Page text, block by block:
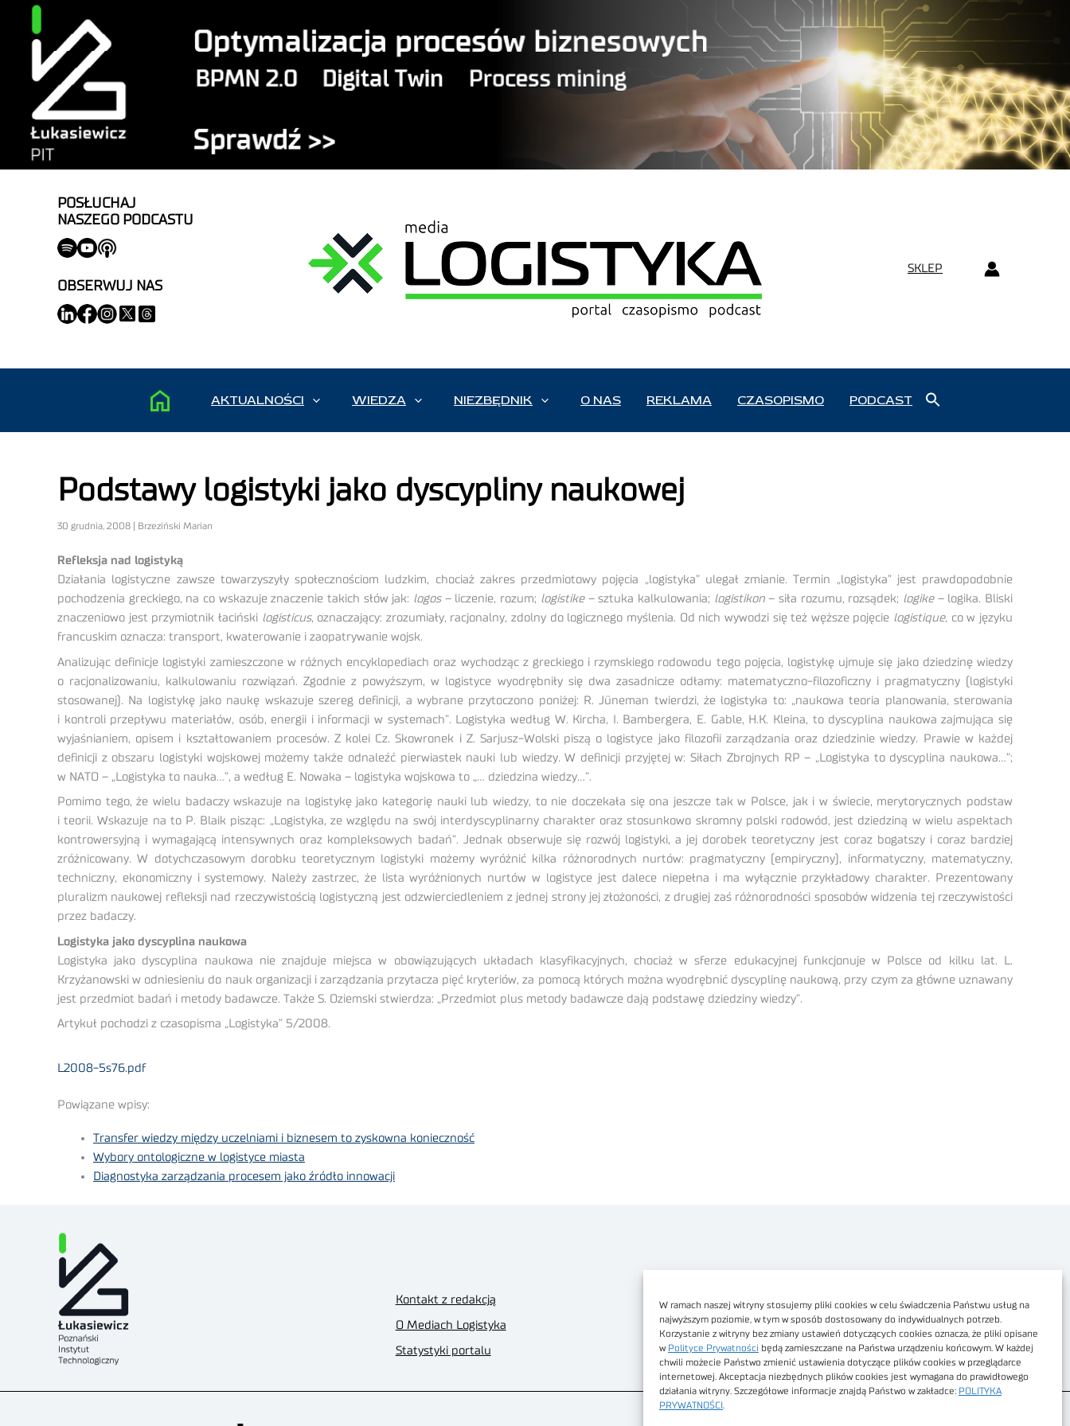
W ramach naszej witryny stosujemy pliki cookies w celu świadczenia Państwu usług na
najwyższym poziomie, w tym w sposób dostosowany do indywidualnych potrzeb.
Korzystanie z witryny bez zmiany ustawień dotyczących cookies oznacza, że pliki opisane
w Polityce Prywatności będą zamieszczane na Państwa urządzeniu końcowym. W każdej
chwili możecie Państwo zmienić ustawienia dotyczące plików cookies w przeglądarce
internetowej. Akceptacja niezbędnych plików cookies jest wymagana do prawidłowego
działania witryny. Szczegółowe informacje znajdą Państwo w zakładce: POLITYKA
PRYWATNOŚCI
POSŁUCHAJ
NASZEGO PODCASTU
OBSERWUJ NAS
SKLEP
AKTUALNOŚCI WIEDZA NIEZBĘDNIK O NAS REKLAMA CZASOPISMO PODCAST
Podstawy logistyki jako dyscypliny naukowej
30 grudnia, 2008 | Brzeziński Marian
Refleksja nad logistyką
Działania logistyczne zawsze towarzyszyły społecznościom ludzkim, chociaż zakres przedmiotowy pojęcia „logistyka” ulegał zmianie. Termin „logistyka” jest prawdopodobnie
pochodzenia greckiego, na co wskazuje znaczenie takich słów jak: logos– liczenie, rozum; logistike– sztuka kalkulowania; logistikon– siła rozumu, rozsądek; logike– logika. Bliski
znaczeniowo jest przymiotnik łaciński logisticus, oznaczający: zrozumiały, racjonalny, zdolny do logicznego myślenia. Od nich wywodzi się też węższe pojęcie logistique, co w języku
francuskim oznacza: transport, kwaterowanie i zaopatrywanie wojsk.
Analizując definicje logistyki zamieszczone w różnych encyklopediach oraz wychodząc z greckiego i rzymskiego rodowodu tego pojęcia, logistykę ujmuje się jako dziedzinę wiedzy
o racjonalizowaniu, kalkulowaniu rozwiązań. Zgodnie z powyższym, w logistyce wyodrębniły się dwa zasadnicze odłamy: matematyczno-filozoficzny i pragmatyczny (logistyki
stosowanej). Na logistykę jako naukę wskazuje szereg definicji, a wybrane przytoczono poniżej: R. Jüneman twierdzi, że logistyka to: „naukowa teoria planowania, sterowania
i kontroli przepływu materiałów, osób, energii i informacji w systemach”. Logistyka według W. Kircha, I. Bambergera, E. Gable, H.K. Kleina, to dyscyplina naukowa zajmująca się
wyjaśnianiem, opisem i kształtowaniem procesów. Z kolei Cz. Skowronek i Z. Sarjusz-Wolski piszą o logistyce jako filozofii zarządzania oraz dziedzinie wiedzy. Prawie w każdej
definicji z obszaru logistyki wojskowej możemy także odnaleźć pierwiastek nauki lub wiedzy. W definicji przyjętej w: Siłach Zbrojnych RP – „Logistyka to dyscyplina naukowa…”;
w NATO – „Logistyka to nauka…”, a według E. Nowaka – logistyka wojskowa to „… dziedzina wiedzy…”.
Pomimo tego, że wielu badaczy wskazuje na logistykę jako kategorię nauki lub wiedzy, to nie doczekała się ona jeszcze tak w Polsce, jak i w świecie, merytorycznych podstaw
i teorii. Wskazuje na to P. Blaik pisząc: „Logistyka, ze względu na swój interdyscyplinarny charakter oraz stosunkowo skromny polski rodowód, jest dziedziną w wielu aspektach
kontrowersyjną i wymagającą intensywnych oraz kompleksowych badań”. Jednak obserwuje się rozwój logistyki, a jej dorobek teoretyczny jest coraz bogatszy i coraz bardziej
zróżnicowany. W dotychczasowym dorobku teoretycznym logistyki możemy wyróżnić kilka różnorodnych nurtów: pragmatyczny (empiryczny), informatyczny, matematyczny,
techniczny, ekonomiczny i systemowy. Należy zastrzec, że lista wyróżnionych nurtów w logistyce jest dalece niepełna i ma wyłącznie przykładowy charakter. Prezentowany
pluralizm naukowej refleksji nad rzeczywistością logistyczną jest odzwierciedleniem z jednej strony jej złożoności, z drugiej zaś różnorodności sposobów widzenia tej rzeczywistości
przez badaczy.
Logistyka jako dyscyplina naukowa
Logistyka jako dyscyplina naukowa nie znajduje miejsca w obowiązujących układach klasyfikacyjnych, chociaż w sferze edukacyjnej funkcjonuje w Polsce od kilku lat. L.
Krzyżanowski w odniesieniu do nauk organizacji i zarządzania przytacza pięć kryteriów, za pomocą których można wyodrębnić dyscyplinę naukową, przy czym za główne uznawany
jest przedmiot badań i metody badawcze. Także S. Oziemski stwierdza: „Przedmiot plus metody badawcze dają podstawę dziedziny wiedzy”.
Artykuł pochodzi z czasopisma „Logistyka” 5/2008.
L2008-5s76.pdf
Powiązane wpisy:
Transfer wiedzy między uczelniami i biznesem to zyskowna konieczność
Wybory ontologiczne w logistyce miasta
Diagnostyka zarządzania procesem jako źródło innowacji
Kontakt z redakcją
O Mediach Logistyka
Statystyki portalu
Dostępność cyfrowa
Regulamin Portalu
Regulamin sklepu